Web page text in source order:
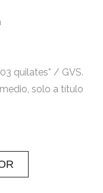
quilates* / GVS.
solo a título